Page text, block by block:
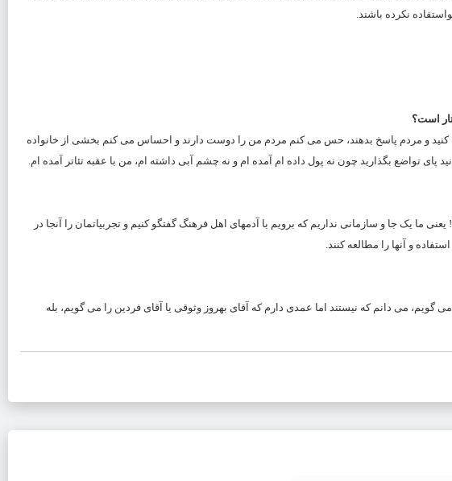
نکرده باشند.
است؟
کنید و مردم پاسخ بدهند، حس می کنم مردم من را دوست دارند و احساس می کنم بخشی از خانواده
پای تواضع بگذارید چون نه پول داده ام آمده ام و نه چشم آبی داشته ام، من با عقبه تئاتر آمده ام.
یک جا و سازمانی نداریم که برویم با آدمهای اهل فرهنگ گفتگو کنیم و تجربیاتمان را آنجا در
و آنها را مطالعه کنند.
گویم، می دانم که نیستند اما عمدی دارم که آقای بهروز وثوقی یا آقای فردین را می گویم، بله